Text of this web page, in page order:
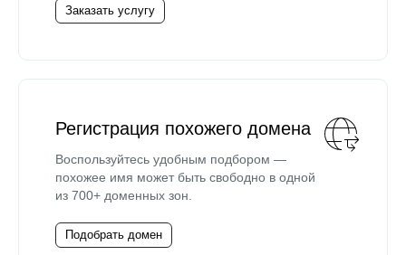
Заказать услугу
Регистрация похожего домена
Воспользуйтесь удобным подбором —
похожее имя может быть свободно в одной
из 700+ доменных зон.
Подобрать домен